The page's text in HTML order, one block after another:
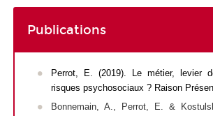
Publications
Perrot, E. (2019). Le métier, levier
risques psychosociaux ? Raison
Bonnemain, A., Perrot, E. &